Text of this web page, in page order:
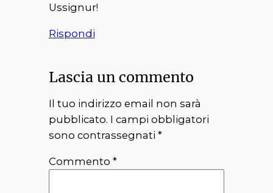
Ussignur!
Rispondi
Lascia un commento
Il tuo indirizzo email non sarà
pubblicato. I campi obbligatori
sono contrassegnati *
Commento *